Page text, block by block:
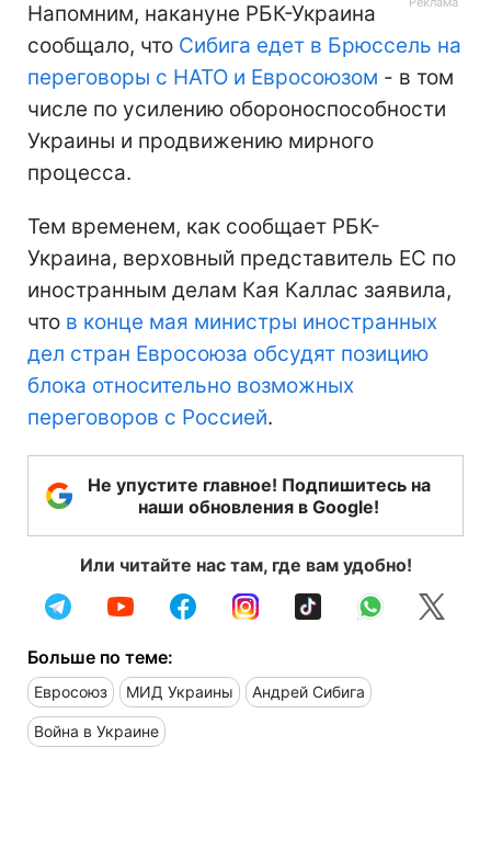
Напомним, накануне РБК-Украина
сообщало, что Сибига едет в Брюссель на
переговоры с НАТО и Евросоюзом - в том
числе по усилению обороноспособности
Украины и продвижению мирного
процесса.
Тем временем, как сообщает РБК-
Украина, верховный представитель ЕС по
иностранным делам Кая Каллас заявила,
что в конце мая министры иностранных
дел стран Евросоюза обсудят позицию
блока относительно возможных
переговоров с Россией.
Не упустите главное! Подпишитесь на
наши обновления в Google!
Или читайте нас там, где вам удобно!
Больше по теме:
Евросоюз МИД Украины Андрей Сибига
Война в Украине